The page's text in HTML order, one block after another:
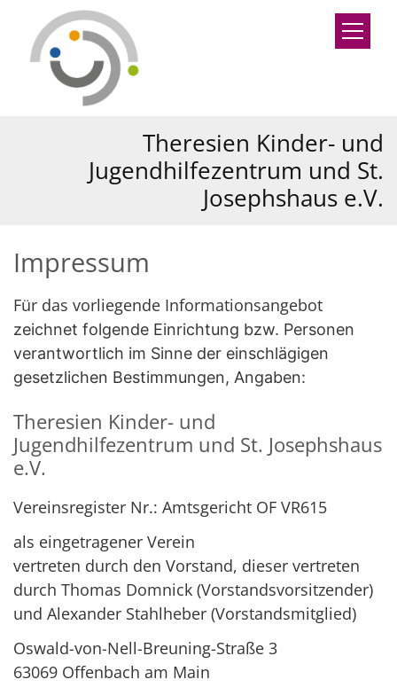
Zum Inhalt springen
Theresien Kinder- und
Jugendhilfezentrum und St.
Josephshaus e.V.
Impressum
Für das vorliegende Informationsangebot
zeichnet folgende Einrichtung bzw. Personen
verantwortlich im Sinne der einschlägigen
gesetzlichen Bestimmungen, Angaben:
Theresien Kinder- und
Jugendhilfezentrum und St. Josephshaus
e.V.
Vereinsregister Nr.: Amtsgericht OF VR615
als eingetragener Verein
vertreten durch den Vorstand, dieser vertreten
durch Thomas Domnick (Vorstandsvorsitzender)
und Alexander Stahlheber (Vorstandsmitglied)
Oswald-von-Nell-Breuning-Straße 3
63069 Offenbach am Main